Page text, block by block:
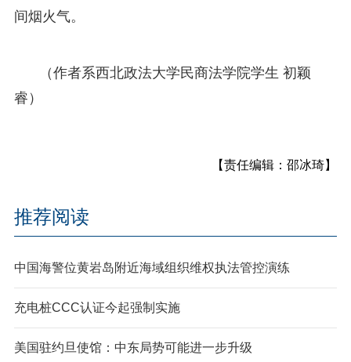
间烟火气。
（作者系西北政法大学民商法学院学生 初颖
睿）
【责任编辑：邵冰琦】
推荐阅读
中国海警位黄岩岛附近海域组织维权执法管控演练
充电桩CCC认证今起强制实施
美国驻约旦使馆：中东局势可能进一步升级